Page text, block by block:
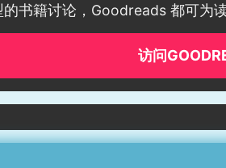
书籍讨论，Goodreads 都可为
访问